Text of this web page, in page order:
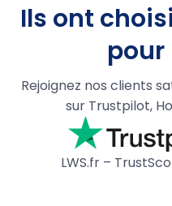
Ils ont
pour
Rejoignez nos clients
sur Trustpilot,
LWS.fr –